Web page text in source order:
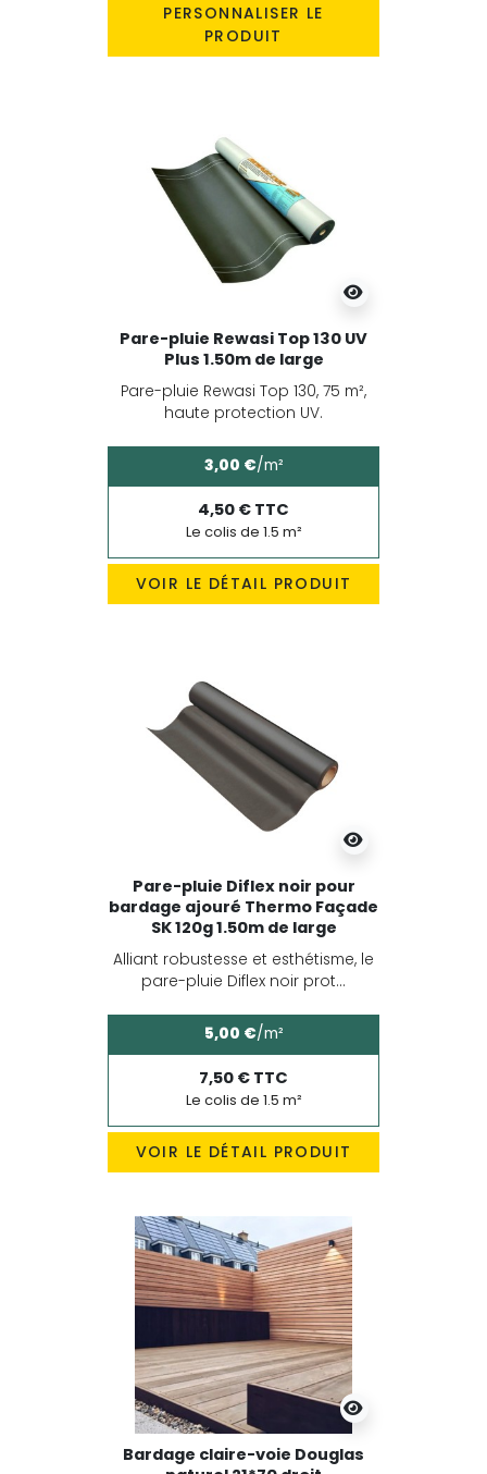
PERSONNALISER LE
PRODUIT
Pare-pluie Rewasi Top 130 UV
Plus 1.50m de large
Pare-pluie Rewasi Top 130, 75 m²,
haute protection UV.
3,00 €/m²
4,50 € TTC
Le colis de 1.5 m²
VOIR LE DÉTAIL PRODUIT
Pare-pluie Diflex noir pour
bardage ajouré Thermo Façade
SK 120g 1.50m de large
Alliant robustesse et esthétisme, le
pare-pluie Diflex noir prot...
5,00 €/m²
7,50 € TTC
Le colis de 1.5 m²
VOIR LE DÉTAIL PRODUIT
Bardage claire-voie Douglas